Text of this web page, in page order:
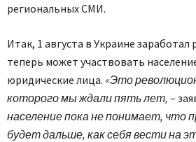
региональных СМИ.
Итак, 1 августа в Украине заработал
теперь может участвовать
юридические лица. «Это
которого мы ждали пять лет, –
население пока не понимает, что
будет дальше, как себя вести на